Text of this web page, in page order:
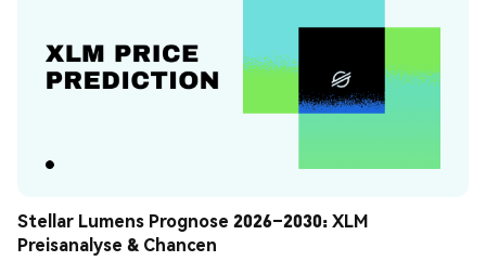
Stellar Lumens Prognose 2026–2030: XLM
Preisanalyse & Chancen